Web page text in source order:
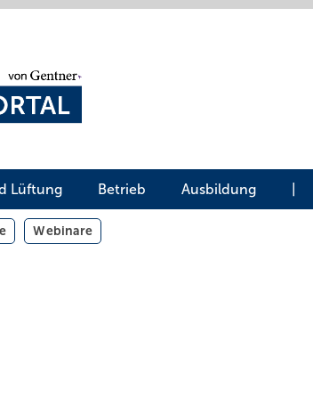
Lüftung Betrieb Ausbildung
Webinare